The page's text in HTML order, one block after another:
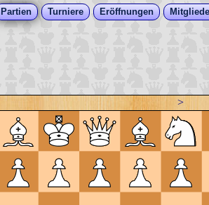
Partien Turniere Eröffnungen
>